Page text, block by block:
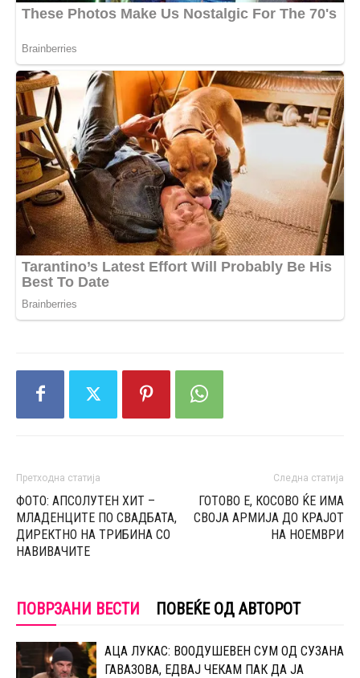
Претходна статија
ФОТО: АПСОЛУТЕН ХИТ –
МЛАДЕНЦИТЕ ПО СВАДБАТА,
ДИРЕКТНО НА ТРИБИНА СО
НАВИВАЧИТЕ
Следна статија
ГОТОВО Е, КОСОВО ЌЕ ИМА
СВОЈА АРМИЈА ДО КРАЈОТ
НА НОЕМВРИ
ПОВРЗАНИ ВЕСТИ ПОВЕЌЕ ОД АВТОРОТ
АЦА ЛУКАС: ВООДУШЕВЕН СУМ ОД СУЗАНА
ГАВАЗОВА, ЕДВАЈ ЧЕКАМ ПАК ДА ЈА